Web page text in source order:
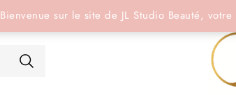
Bienvenue sur le site de JL Studio Beauté,